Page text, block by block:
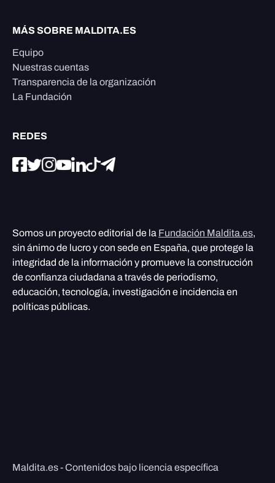
MÁS SOBRE MALDITA.ES
Equipo
Nuestras cuentas
Transparencia de la organización
La Fundación
REDES
Somos un proyecto editorial de la Fundación Maldita.es,
sin ánimo de lucro y con sede en España, que protege la
integridad de la información y promueve la construcción
de confianza ciudadana a través de periodismo,
educación, tecnología, investigación e incidencia en
políticas públicas.
Maldita.es - Contenidos bajo licencia específica